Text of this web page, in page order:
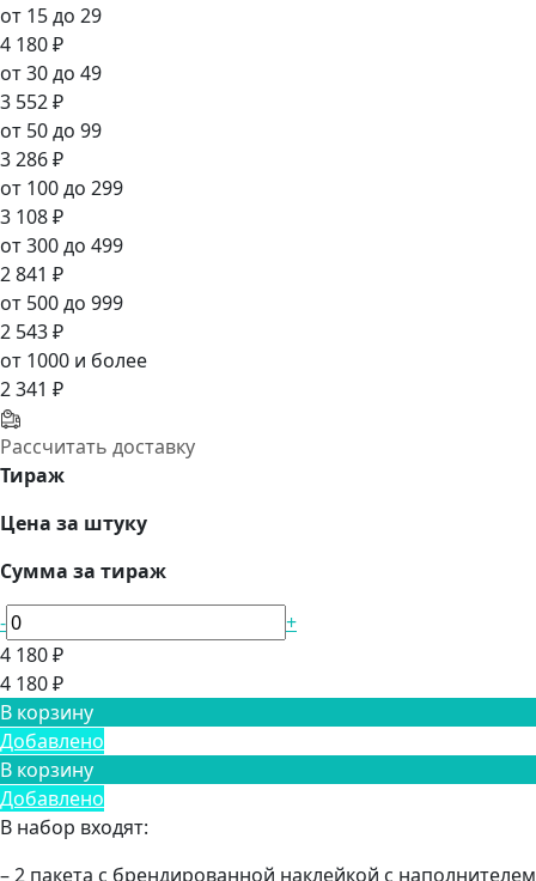
от 15 до 29
4 180 ₽
от 30 до 49
3 552 ₽
от 50 до 99
3 286 ₽
от 100 до 299
3 108 ₽
от 300 до 499
2 841 ₽
от 500 до 999
2 543 ₽
от 1000 и более
2 341 ₽
Рассчитать доставку
Тираж
Цена за штуку
Сумма за тираж
-
+
4 180 ₽
4 180 ₽
В корзину
Добавлено
В корзину
Добавлено
В набор входят:
– 2 пакета с брендированной наклейкой с наполнителем